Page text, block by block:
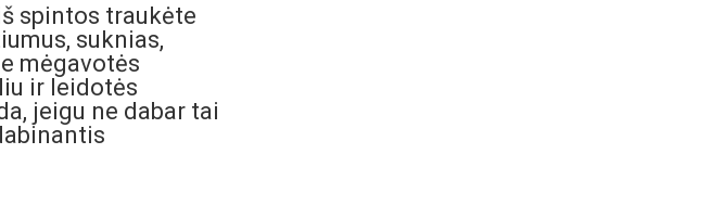
spintos traukėte
suknias,
mėgavotės
ir leidotės
jeigu ne dabar tai